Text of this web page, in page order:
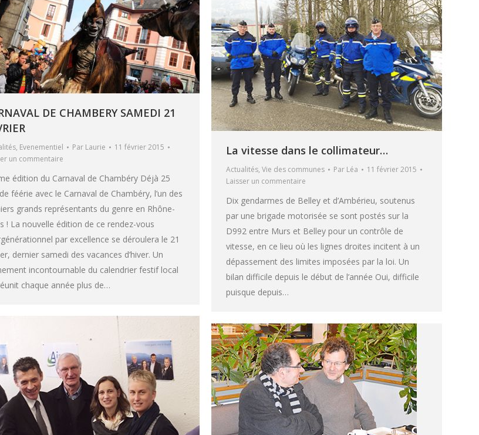
DE CHAMBERY SAMEDI 21
, Evenementiel Par Laurie
11 février 2015
un commentaire
édition du Carnaval de Chambéry Déjà 25
féérie avec le Carnaval de Chambéry, l’un des
grands représentants du genre en Rhône-
! La nouvelle édition de ce rendez-vous
par excellence se déroulera le 21
dernier samedi des vacances d’hiver. Un
incontournable du calendrier festif local
chaque année plus de…
La vitesse dans le collimateur…
Actualités, Vie des communes Par Léa
11 février 2015
Laisser un commentaire
Dix gendarmes de Belley et d’Ambérieu, soutenus
par une brigade motorisée se sont postés sur la
D992 entre Murs et Belley pour un contrôle de
vitesse, en ce lieu où les lignes droites incitent à un
dépassement des limites imposées par la loi. Un
bilan difficile depuis le début de l’année Oui, difficile
puisque depuis…